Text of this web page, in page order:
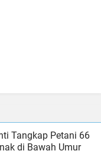
Tangkap Petani 66
di Bawah Umur